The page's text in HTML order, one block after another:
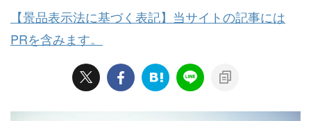
【景品表示法に基づく表記】当サイトの記事には
PRを含みます。